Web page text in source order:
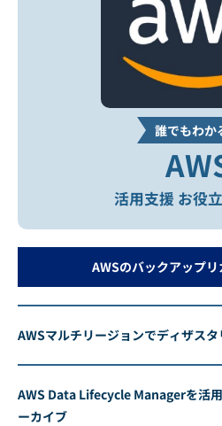
誰でもわか
活用支援 お役
AWSのバックアップ
AWSマルチリージョンでディザス
AWS Data Lifecycle Managerを活
ーカイブ